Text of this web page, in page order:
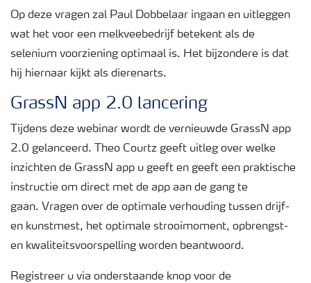
Op deze vragen zal Paul Dobbelaar ingaan en uitleggen
wat het voor een melkveebedrijf betekent als de
selenium voorziening optimaal is. Het bijzondere is dat
hij hiernaar kijkt als dierenarts.
GrassN app 2.0 lancering
Tijdens deze webinar wordt de vernieuwde GrassN app
2.0 gelanceerd. Theo Courtz geeft uitleg over welke
inzichten de GrassN app u geeft en geeft een praktische
instructie om direct met de app aan de gang te
gaan. Vragen over de optimale verhouding tussen drijf-
en kunstmest, het optimale strooimoment, opbrengst-
en kwaliteitsvoorspelling worden beantwoord.
Registreer u via onderstaande knop voor de